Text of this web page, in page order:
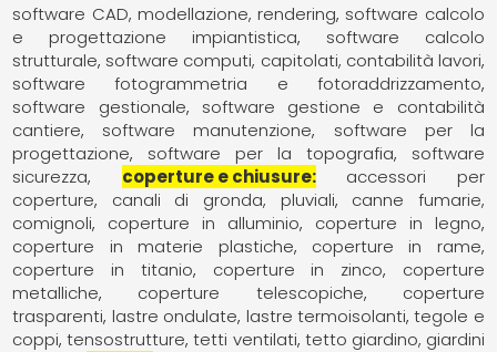
software CAD, modellazione, rendering software calcolo
e progettazione impiantistica
software calcolo
strutturale software computi, capitolati, contabilità lavori
software fotogrammetria e fotoraddrizzamento
software gestionale
software gestione e contabilità
cantiere
software manutenzione
software per la
progettazione
software per la topografia
software
sicurezza
coperture e chiusure
accessori per
coperture
canali di gronda, pluviali
canne fumarie,
comignoli
coperture in alluminio
coperture in legno
coperture in materie plastiche
coperture in rame
coperture in titanio
coperture in zinco
coperture
metalliche
coperture telescopiche
coperture
trasparenti lastre ondulate lastre termoisolanti tegole e
coppi tensostrutture tetti ventilati tetto giardino, giardini